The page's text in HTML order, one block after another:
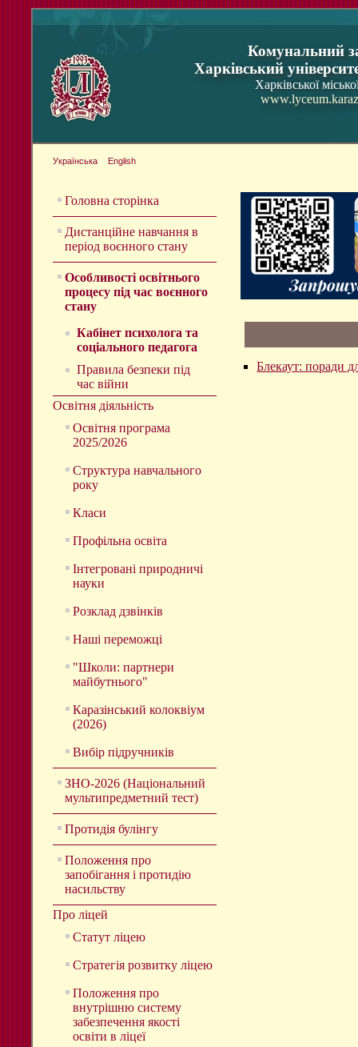
Комунальний
Харківський
Харківської
Українська English
Головна сторінка
Дистанційне навчання в
період воєнного стану
Особливості освітнього
процесу під час воєнного
стану
Кабінет психолога та
соціального педагога
Правила безпеки під
час війни
Освітня діяльність
Освітня програма
2025/2026
Структура навчального
року
Класи
Профільна освіта
Інтегровані природничі
науки
Розклад дзвінків
Наші переможці
"Школи: партнери
майбутнього"
Каразінський колоквіум
(2026)
Вибір підручників
ЗНО-2026 (Національний
мультипредметний тест)
Протидія булінгу
Положення про
запобігання і протидію
насильству
Про ліцей
Статут ліцею
Стратегія розвитку ліцею
Положення про
внутрішню систему
забезпечення якості
освіти в ліцеї
Блекаут: поради